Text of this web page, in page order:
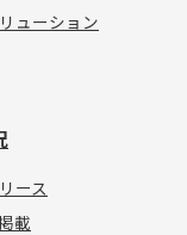
ューション
ース
載